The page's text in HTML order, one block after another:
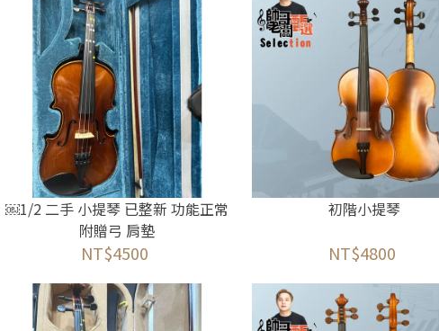
￼1/2 二手 小提琴 已整新 功能正常
附贈弓 肩墊
NT$4500
初階小提琴
NT$4800